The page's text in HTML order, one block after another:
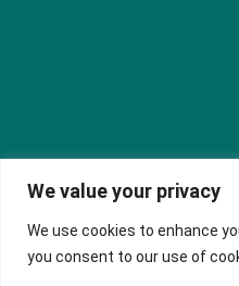
We value your privacy
We use cookies to enhance
you consent to our use of